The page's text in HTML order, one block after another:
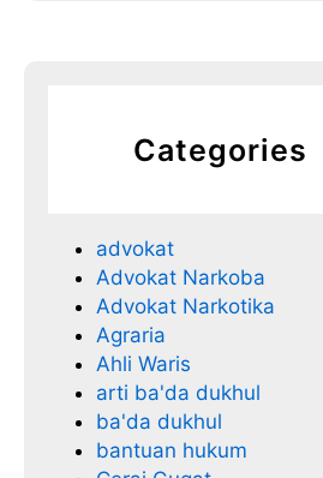
Categories
advokat
Advokat Narkoba
Advokat Narkotika
Agraria
Ahli Waris
arti ba'da dukhul
ba'da dukhul
bantuan hukum